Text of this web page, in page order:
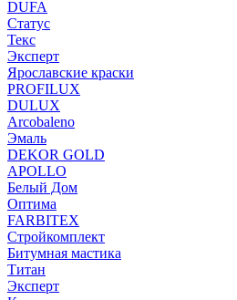
DUFA
Статус
Текс
Эксперт
Ярославские краски
PROFILUX
DULUX
Arcobaleno
Эмаль
DEKOR GOLD
APOLLO
Белый Дом
Оптима
FARBITEX
Стройкомплект
Битумная мастика
Титан
Эксперт